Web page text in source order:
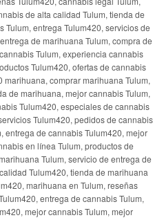
de alta calidad Tulum, tienda de
Tulum, entrega Tulum420, servicios de
de marihuana Tulum, compra de
Tulum, experiencia cannabis
Tulum420, ofertas de cannabis
marihuana, comprar marihuana Tulum,
de marihuana, mejor cannabis Tulum,
Tulum420, especiales de cannabis
Tulum420, pedidos de cannabis
entrega de cannabis Tulum420, mejor
en línea Tulum, productos de
Tulum, servicio de entrega de
Tulum420, tienda de marihuana
marihuana en Tulum, reseñas
entrega de cannabis Tulum,
mejor cannabis Tulum, mejor